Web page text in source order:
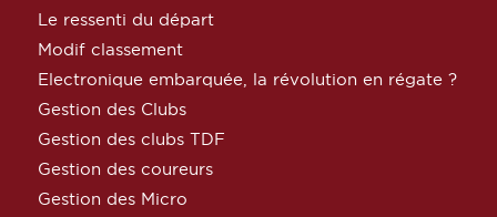
Le ressenti du départ
Modif classement
Electronique embarquée, la révolution en régate ?
Gestion des Clubs
Gestion des clubs TDF
Gestion des coureurs
Gestion des Micro